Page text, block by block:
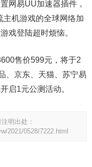
网易UU加速器插件，
机游戏的全球网络加
戏登陆超时烦恼。
售价599元，将于2
、京东、天猫、苏宁易
启1元公测活动。
明出处：
2021/0528/7222.html